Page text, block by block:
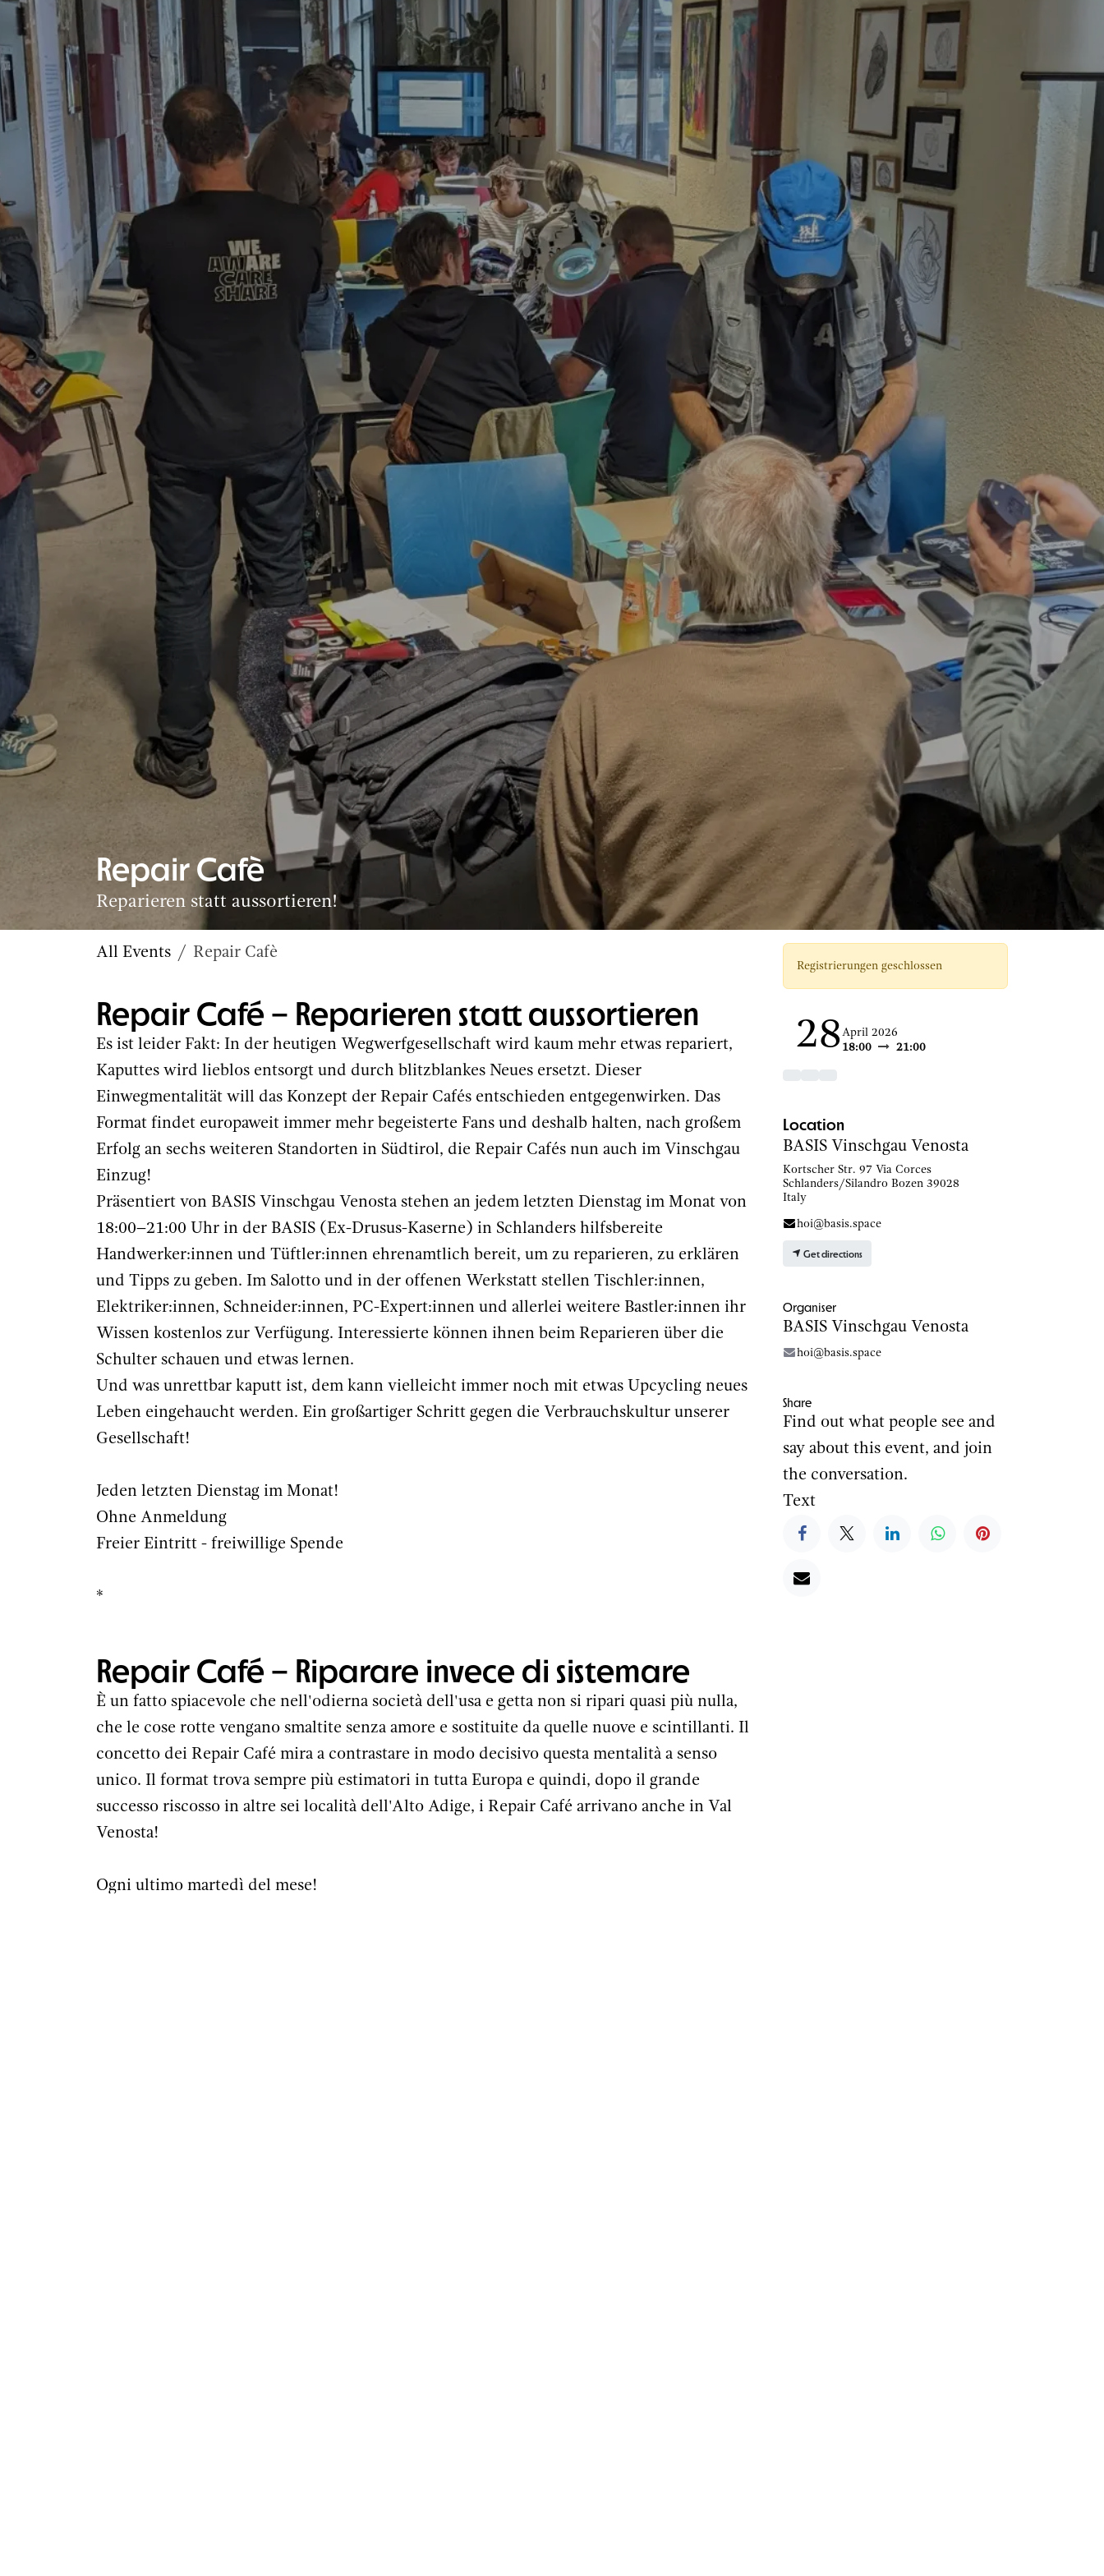
Repair Cafè
Reparieren statt aussortieren!
All Events Repair Cafè
Repair Café – Reparieren statt aussortieren
Es ist leider Fakt: In der heutigen Wegwerfgesellschaft wird kaum mehr etwas repariert,
Kaputtes wird lieblos entsorgt und durch blitzblankes Neues ersetzt. Dieser
Einwegmentalität will das Konzept der Repair Cafés entschieden entgegenwirken. Das
Format findet europaweit immer mehr begeisterte Fans und deshalb halten, nach großem
Erfolg an sechs weiteren Standorten in Südtirol, die Repair Cafés nun auch im Vinschgau
Einzug!
Präsentiert von BASIS Vinschgau Venosta stehen an jedem letzten Dienstag im Monat von
18:00–21:00 Uhr in der BASIS (Ex-Drusus-Kaserne) in Schlanders hilfsbereite
Handwerker:innen und Tüftler:innen ehrenamtlich bereit, um zu reparieren, zu erklären
und Tipps zu geben. Im Salotto und in der offenen Werkstatt stellen Tischler:innen,
Elektriker:innen, Schneider:innen, PC-Expert:innen und allerlei weitere Bastler:innen ihr
Wissen kostenlos zur Verfügung. Interessierte können ihnen beim Reparieren über die
Schulter schauen und etwas lernen.
Und was unrettbar kaputt ist, dem kann vielleicht immer noch mit etwas Upcycling neues
Leben eingehaucht werden. Ein großartiger Schritt gegen die Verbrauchskultur unserer
Gesellschaft!
Jeden letzten Dienstag im Monat!
Ohne Anmeldung
Freier Eintritt - freiwillige Spende
*
Repair Café – Riparare invece di sistemare
È un fatto spiacevole che nell'odierna società dell'usa e getta non si ripari quasi più nulla,
che le cose rotte vengano smaltite senza amore e sostituite da quelle nuove e scintillanti. Il
concetto dei Repair Café mira a contrastare in modo decisivo questa mentalità a senso
unico. Il format trova sempre più estimatori in tutta Europa e quindi, dopo il grande
successo riscosso in altre sei località dell'Alto Adige, i Repair Café arrivano anche in Val
Venosta!
Ogni ultimo martedì del mese!
Registrierungen geschlossen
28April 2026
18:00
21:00
Location
BASIS Vinschgau Venosta
Kortscher Str. 97 Via Corces
Schlanders/Silandro Bozen 39028
Italy
hoi@basis.space
Get directions
Organiser
BASIS Vinschgau Venosta
hoi@basis.space
Share
Find out what people see and
say about this event, and join
the conversation.
Text